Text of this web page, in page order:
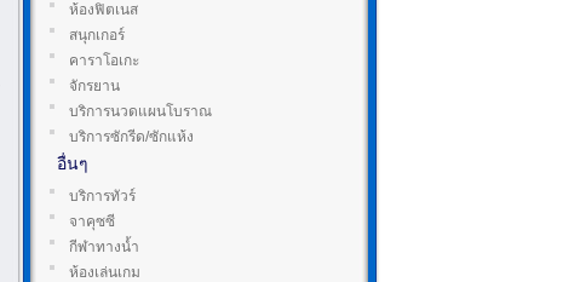
ห้องฟิตเนส
สนุกเกอร์
คาราโอเกะ
จักรยาน
บริการนวดแผนโบราณ
บริการซักรีด/ซักแห้ง
อื่นๆ
บริการทัวร์
จาคุซซี
กีฬาทางน้ำ
ห้องเล่นเกม